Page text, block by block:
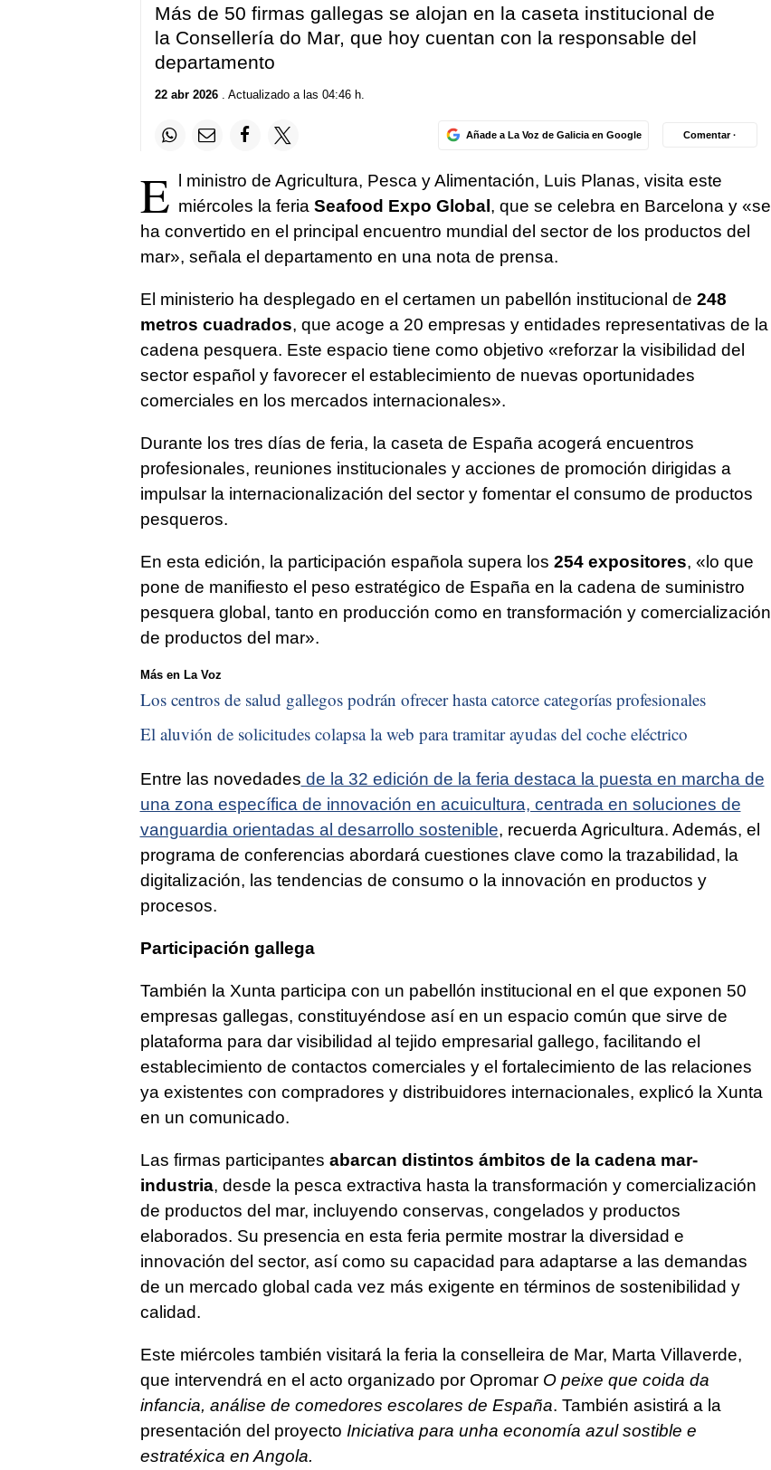
Más de 50 firmas gallegas se alojan en la caseta institucional de
la Consellería do Mar, que hoy cuentan con la responsable del
departamento
22 abr 2026. Actualizado a las 04:46 h.
Añade a La Voz de Galicia en Google Comentar ·
E l ministro de Agricultura, Pesca y Alimentación, Luis Planas, visita este
miércoles la feria Seafood Expo Global, que se celebra en Barcelona y «se
ha convertido en el principal encuentro mundial del sector de los productos del
mar», señala el departamento en una nota de prensa.
El ministerio ha desplegado en el certamen un pabellón institucional de 248
metros cuadrados, que acoge a 20 empresas y entidades representativas de la
cadena pesquera. Este espacio tiene como objetivo «reforzar la visibilidad del
sector español y favorecer el establecimiento de nuevas oportunidades
comerciales en los mercados internacionales».
Durante los tres días de feria, la caseta de España acogerá encuentros
profesionales, reuniones institucionales y acciones de promoción dirigidas a
impulsar la internacionalización del sector y fomentar el consumo de productos
pesqueros.
En esta edición, la participación española supera los 254 expositores, «lo que
pone de manifiesto el peso estratégico de España en la cadena de suministro
pesquera global, tanto en producción como en transformación y comercialización
de productos del mar».
Más en La Voz
Los centros de salud gallegos podrán ofrecer hasta catorce categorías profesionales
El aluvión de solicitudes colapsa la web para tramitar ayudas del coche eléctrico
Entre las novedades de la 32 edición de la feria destaca la puesta en marcha de
una zona específica de innovación en acuicultura, centrada en soluciones de
vanguardia orientadas al desarrollo sostenible, recuerda Agricultura. Además, el
programa de conferencias abordará cuestiones clave como la trazabilidad, la
digitalización, las tendencias de consumo o la innovación en productos y
procesos.
Participación gallega
También la Xunta participa con un pabellón institucional en el que exponen 50
empresas gallegas, constituyéndose así en un espacio común que sirve de
plataforma para dar visibilidad al tejido empresarial gallego, facilitando el
establecimiento de contactos comerciales y el fortalecimiento de las relaciones
ya existentes con compradores y distribuidores internacionales, explicó la Xunta
en un comunicado.
Las firmas participantes abarcan distintos ámbitos de la cadena mar-
industria, desde la pesca extractiva hasta la transformación y comercialización
de productos del mar, incluyendo conservas, congelados y productos
elaborados. Su presencia en esta feria permite mostrar la diversidad e
innovación del sector, así como su capacidad para adaptarse a las demandas
de un mercado global cada vez más exigente en términos de sostenibilidad y
calidad.
Este miércoles también visitará la feria la conselleira de Mar, Marta Villaverde,
que intervendrá en el acto organizado por OpromarO peixe que coida da
infancia, análise de comedores escolares de España. También asistirá a la
presentación del proyecto Iniciativa para unha economía azul sostible e
estratéxica en Angola.